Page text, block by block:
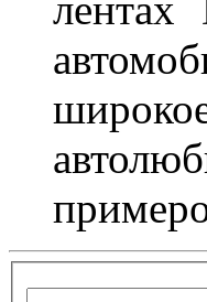
лентах